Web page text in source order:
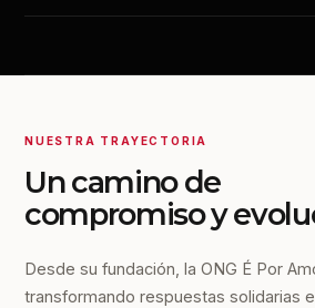
NUESTRA TRAYECTORIA
Un camino de
compromiso y
Desde su fundación, la ONG É Por
transformando respuestas solidarias